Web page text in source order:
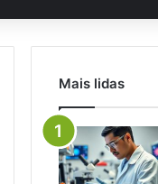
Mais lidas